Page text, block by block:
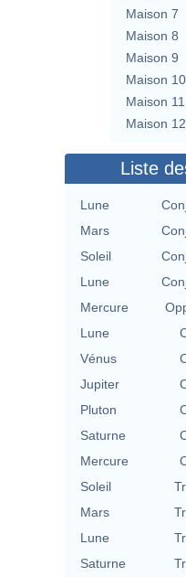
Maison 7
Maison 8
Maison 9
Maison 10
Maison 11
Maison 12
Liste
Lune
Mars
Soleil
Lune
Mercure
Lune
Vénus
Jupiter
Pluton
Saturne
Mercure
Soleil
Mars
Lune
Saturne